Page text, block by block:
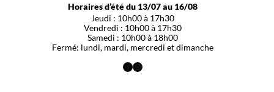
Horaires d’été du 13/07 au 16/08
Jeudi : 10h00 à 17h30
Vendredi : 10h00 à 17h30
Samedi : 10h00 à 18h00
Fermé: lundi, mardi, mercredi et dimanche
Facebook
Instagram